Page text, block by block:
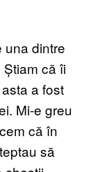
una dintre
că îi
a fost
Mi-e greu
că în
să